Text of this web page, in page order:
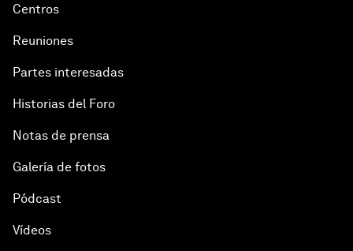
Centros
Reuniones
Partes interesadas
Historias del Foro
Notas de prensa
Galería de fotos
Pódcast
Vídeos